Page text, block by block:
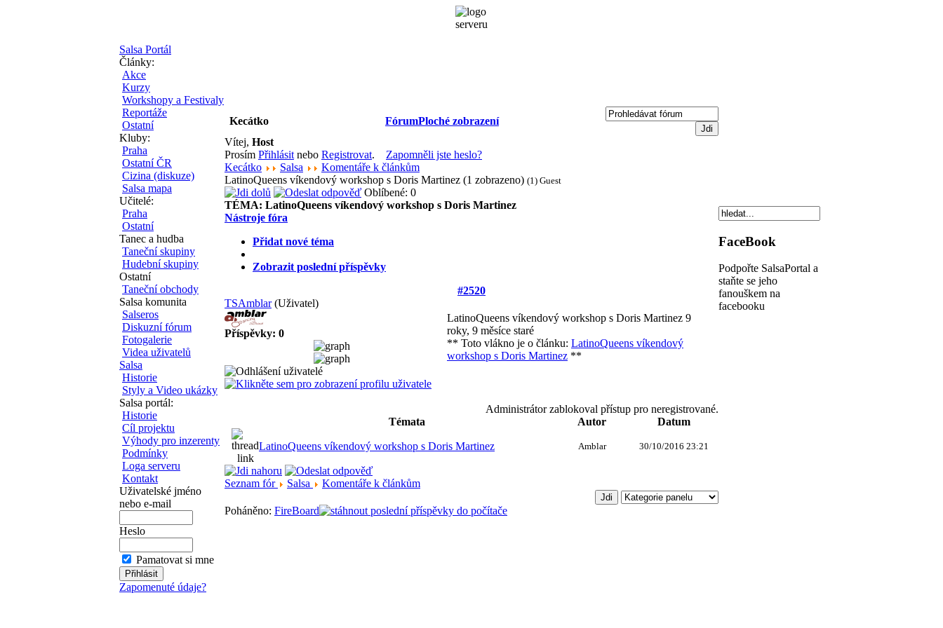
Salsa Portál
Články:
Akce
Kurzy
Workshopy a Festivaly
Reportáže
Ostatní
Kluby:
Praha
Ostatní ČR
Cizina (diskuze)
Salsa mapa
Učitelé:
Praha
Ostatní
Tanec a hudba
Taneční skupiny
Hudební skupiny
Ostatní
Taneční obchody
Salsa komunita
Salseros
Diskuzní fórum
Fotogalerie
Videa uživatelů
Salsa
Historie
Styly a Video ukázky
Salsa portál:
Historie
Cíl projektu
Výhody pro inzerenty
Podmínky
Loga serveru
Kontakt
Uživatelské jméno
nebo e-mail
Heslo
Pamatovat si mne
Zapomenuté údaje?
Kecátko FórumPloché zobrazení
Vítej, Host
Prosím Přihlásit nebo Registrovat. Zapomněli jste heslo?
Kecátko
Salsa
Komentáře k článkům
LatinoQueens víkendový workshop s Doris Martinez (1 zobrazeno) (1) Guest
Oblíbené: 0
TÉMA: LatinoQueens víkendový workshop s Doris Martinez
Nástroje fóra
Přidat nové téma
Zobrazit poslední příspěvky
#2520
TSAmblar (Uživatel)
Příspěvky: 0
LatinoQueens víkendový workshop s Doris Martinez 9
roky, 9 měsíce staré
** Toto vlákno je o článku: LatinoQueens víkendový
workshop s Doris Martinez **
Administrátor zablokoval přístup pro neregistrované.
Témata
Autor Datum
LatinoQueens víkendový workshop s Doris Martinez Amblar 30/10/2016 23:21
Seznam fór Salsa Komentáře k článkům
Poháněno: FireBoard
FaceBook
Podpořte SalsaPortal a
staňte se jeho
fanouškem na
facebooku